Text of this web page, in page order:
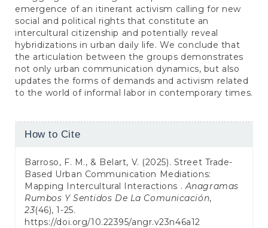
emergence of an itinerant activism calling for new
social and political rights that constitute an
intercultural citizenship and potentially reveal
hybridizations in urban daily life. We conclude that
the articulation between the groups demonstrates
not only urban communication dynamics, but also
updates the forms of demands and activism related
to the world of informal labor in contemporary times.
Article
How to Cite
Barroso, F. M., & Belart, V. (2025). Street Trade-
Based Urban Communication Mediations:
Mapping Intercultural Interactions . Anagramas
Rumbos Y Sentidos De La Comunicación,
23(46), 1-25.
https://doi.org/10.22395/angr.v23n46a12